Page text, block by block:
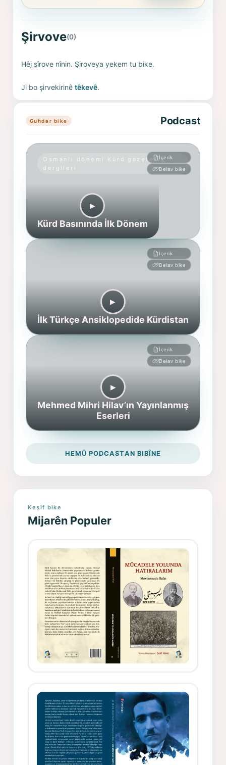
Şirvove(0)
Hêj şîrove nînin. Şiroveya yekem tu bike.
Ji bo şirvekirinêtêkevê.
Guhdar bike Podcast
Osmanlı dönemi Kürd gazete ve
dergileri
İçerik
Belav bike
▶︎
Kürd Basınında İlk Dönem
İçerik
Belav bike
▶︎
İlk Türkçe Ansiklopedide Kürdistan
İçerik
Belav bike
▶︎
Mehmed Mihri Hilav’ın Yayınlanmış
Eserleri
HEMÛ PODCASTAN BIBÎNE
Keşif bike
Mijarên Populer